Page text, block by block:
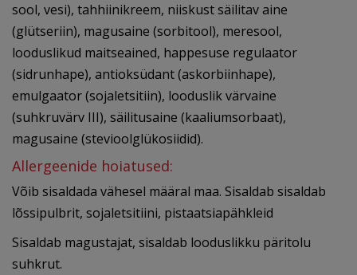
sool, vesi), tahhiinikreem, niiskust säilitav aine
(glütseriin), magusaine (sorbitool), meresool,
looduslikud maitseained, happesuse regulaator
(sidrunhape), antioksüdant (askorbiinhape),
emulgaator (sojaletsitiin), looduslik värvaine
(suhkruvärv III), säilitusaine (kaaliumsorbaat),
magusaine (stevioolglükosiidid).
Allergeenide hoiatused:
Võib sisaldada vähesel määral maa. Sisaldab sisaldab
lõssipulbrit, sojaletsitiini, pistaatsiapähkleid
Sisaldab magustajat, sisaldab looduslikku päritolu
suhkrut.